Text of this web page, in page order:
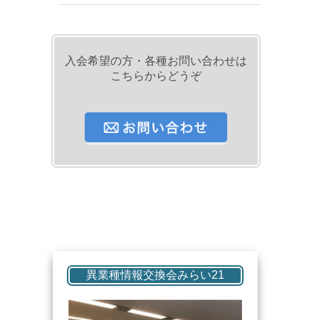
入会希望の方・各種お問い合わせは
こちらからどうぞ
異業種情報交換会みらい21